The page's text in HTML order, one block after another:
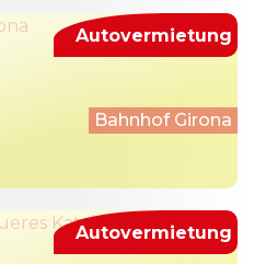
Bahnhof Girona
Autovermietung
Autovermietung